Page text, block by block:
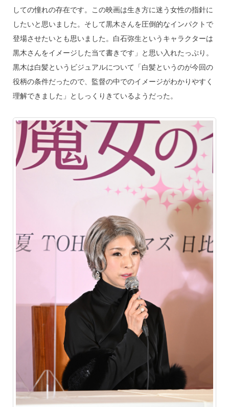
しての憧れの存在です。この映画は生き方に迷う女性の指針に
したいと思いました。そして黒木さんを圧倒的なインパクトで
登場させたいとも思いました。白石弥生というキャラクターは
黒木さんをイメージした当て書きです」と思い入れたっぷり。
黒木は白髪というビジュアルについて「白髪というのが今回の
役柄の条件だったので、監督の中でのイメージがわかりやすく
理解できました」としっくりきているようだった。